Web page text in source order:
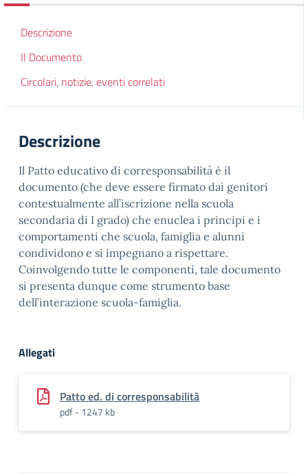
Descrizione
Il Documento
Circolari, notizie, eventi correlati
Descrizione
Il Patto educativo di corresponsabilità è il
documento (che deve essere firmato dai genitori
contestualmente all’iscrizione nella scuola
secondaria di I grado) che enuclea i principi e i
comportamenti che scuola, famiglia e alunni
condividono e si impegnano a rispettare.
Coinvolgendo tutte le componenti, tale documento
si presenta dunque come strumento base
dell’interazione scuola-famiglia.
Allegati
Patto ed. di corresponsabilità
pdf - 1247 kb